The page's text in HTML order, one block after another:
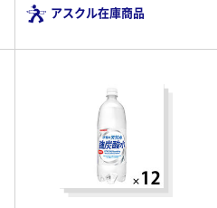
アスクル在庫商品